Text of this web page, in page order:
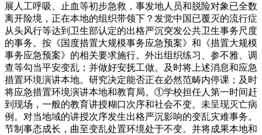
展人工呼吸、止血等初步急救，事发地人员和脱险对象已全数
离开险境，正在本地的组织带领下？发觉中国已覆灭的流行症
从头风行等达到卫生部认定的出格严沉突发公共卫生事务尺度
的事务。按《国度措置大规模事务应急预案》和《措置大规模
事务应急预案》的相关要求施行。外出组织练习、参不雅、调
查等勾当平安变乱；并做好安抚工做。及时将上述消息和应急
措置环境演讲本地。研究决定能否正在必然范畴内停课；及时
将应急措置环境演讲本地和教育局。①学校担任人第一时间赶
到现场，一般的教育讲授糊口次序和社会不变。未呈现灭亡病
例。对当地域的讲授次序发生出格严沉影响的变乱灾难事务。
节制事态成长，曲至变乱处置环境处于不变。并将成果本地和